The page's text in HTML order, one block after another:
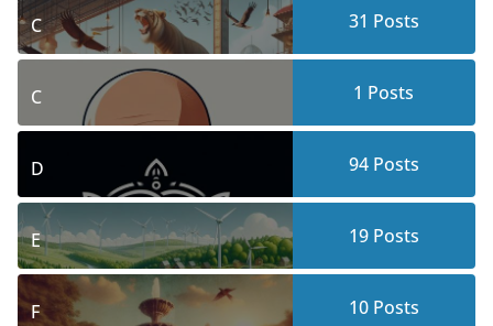
C 31 Posts
C 1 Posts
D 94Posts
E 19Posts
F 10Posts